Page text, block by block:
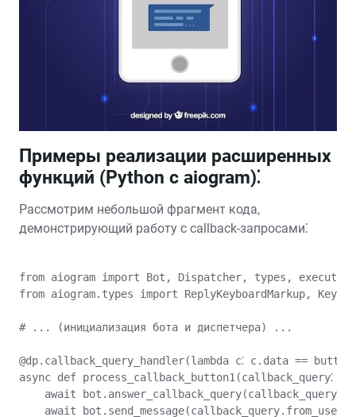
Примеры реализации расширенных
функций (Python с aiogram)⁚
Рассмотрим небольшой фрагмент кода,
демонстрирующий работу с callback-запросами⁚
from aiogram import Bot, Dispatcher, types, executor
from aiogram.types import ReplyKeyboardMarkup,
# ... (инициализация бота и диспетчера) ...
@dp.callback_query_handler(lambda c⁚ c.data ==
async def process_callback_button1(callback_query⁚
await
await